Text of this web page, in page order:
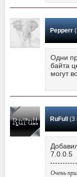
Pepperr
Одни
байта
могут
RuFull(3
7.0.0.5
Очень